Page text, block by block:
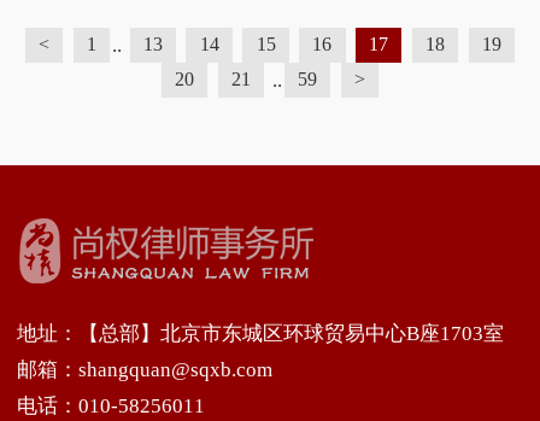
< 1 .. 13 14 15 16 17 18
19
20
21 .. 59 >
地址：【总部】北京市东城区环球贸易中心B座1703室
邮箱：shangquan@sqxb.com
电话：010-58256011